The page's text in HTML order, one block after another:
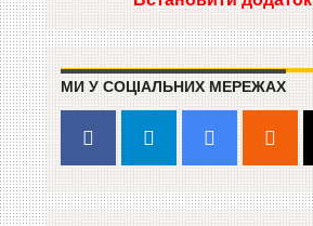
МИ У СОЦІАЛЬНИХ МЕРЕЖАХ